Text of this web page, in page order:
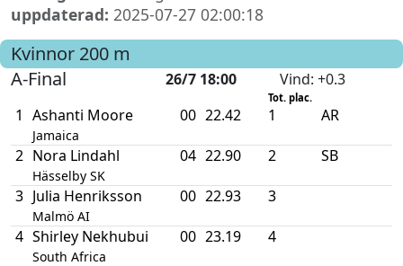
uppdaterad: 2025-07-27 02:00:18
Kvinnor 200 m
A-Final
26/7 18:00 Vind: +0.3
Tot. plac.
1 Ashanti Moore
Jamaica
00 22.42 1 AR
2 Nora Lindahl
Hässelby SK
04 22.90 2 SB
3 Julia Henriksson
Malmö AI
00 22.93 3
4 Shirley Nekhubui
South Africa
00 23.19 4